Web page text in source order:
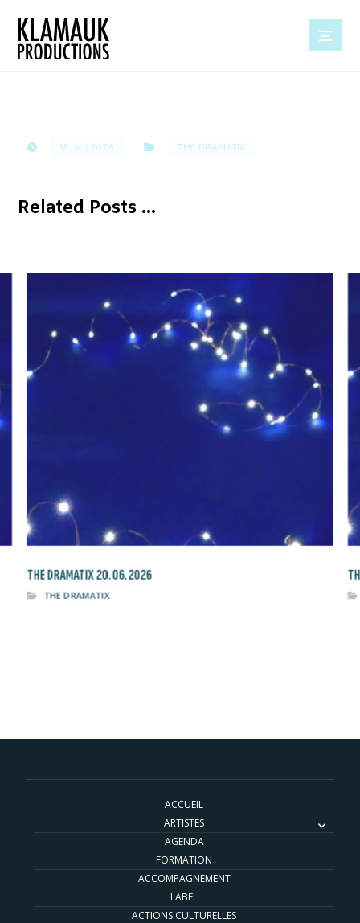
18 mai 2026 THE DRAMATIX
Related Posts ...
THE DRAMATIX 20.06.2026
THE DRAMATIX
ACCUEIL
ARTISTES
AGENDA
FORMATION
ACCOMPAGNEMENT
LABEL
ACTIONS CULTURELLES